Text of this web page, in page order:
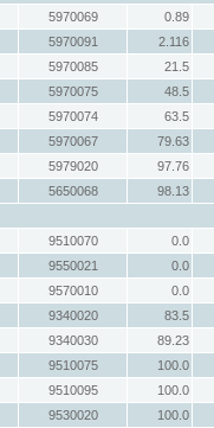
5970069
0.89
5970091
2.116
5970085
21.5
5970075
48.5
5970074
63.5
5970067
79.63
5979020
97.76
5650068
98.13
9510070
0.0
9550021
0.0
9570010
0.0
9340020
83.5
9340030
89.23
9510075
100.0
9510095
100.0
9530020 100.0